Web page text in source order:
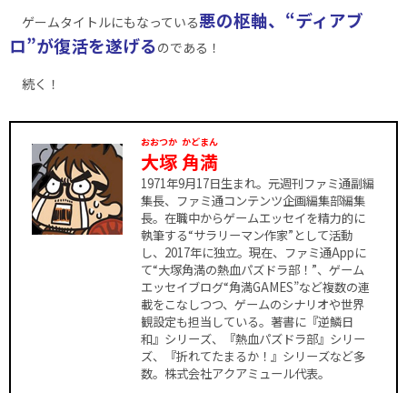
ゲームタイトルにもなっている悪の枢軸、“ディアブ
ロ”が復活を遂げるのである！
続く！
大塚
おおつか
角満
かどまん
1971年9月17日生まれ。元週刊ファミ通副編
集長、ファミ通コンテンツ企画編集部編集
長。在職中からゲームエッセイを精力的に
執筆する“サラリーマン作家”として活動
し、2017年に独立。現在、ファミ通Appに
て“大塚角満の熱血パズドラ部！”、ゲーム
エッセイブログ“角満GAMES”など複数の連
載をこなしつつ、ゲームのシナリオや世界
観設定も担当している。著書に『逆鱗日
和』シリーズ、『熱血パズドラ部』シリー
ズ、『折れてたまるか！』シリーズなど多
数。株式会社アクアミュール代表。